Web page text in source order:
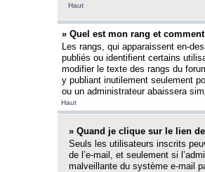
Haut
» Quel est mon rang et
Les rangs, qui apparaissent en-
publiés ou identifient certains
modifier le texte des rangs du
y publiant inutilement seulement
ou un administrateur abaissera
Haut
» Quand je clique sur le lien
Seuls les utilisateurs inscrits
de l’e-mail, et seulement si
malveillante du système e-mail